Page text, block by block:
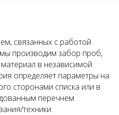
связанных с работой
производим забор проб,
в независимой
определяет параметры на
сторонами списка или в
перечнем
техники.